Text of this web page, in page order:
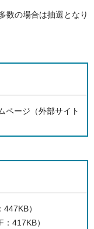
数の場合は抽選となり
ページ（外部サイト
）
417KB）